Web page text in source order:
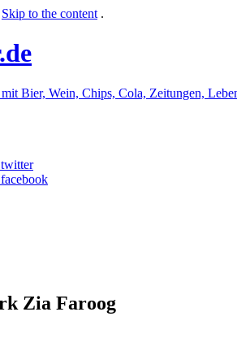
Skip to the content .
Bier, Wein, Chips, Cola, Zeitungen,
Zia Faroog